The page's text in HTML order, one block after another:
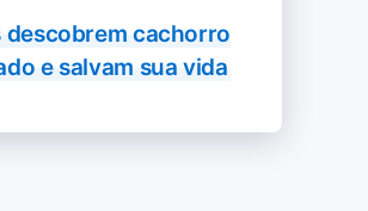
descobrem cachorro
e salvam sua vida